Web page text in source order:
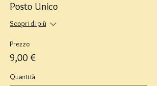
Posto Unico
Scopri di più
Prezzo
9,00 €
Quantità